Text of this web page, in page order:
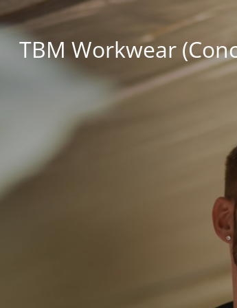
TBM Workwear